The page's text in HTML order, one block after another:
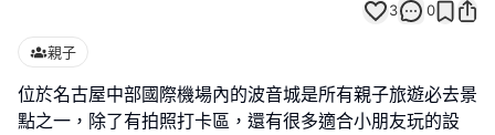
3 0
親子
位於名古屋中部國際機場內的波音城是所有親子旅遊必去景
點之一，除了有拍照打卡區，還有很多適合小朋友玩的設